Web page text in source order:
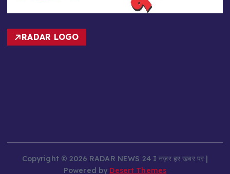
RADAR LOGO
Copyright © 2026 RADAR NEWS 24 I नज़र हर खबर पर |
Powered by Desert Themes